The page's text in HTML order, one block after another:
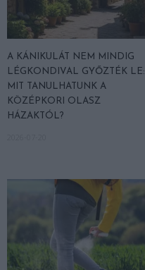
A KÁNIKULÁT NEM MINDIG
LÉGKONDIVAL GYŐZTÉK LE:
MIT TANULHATUNK A
KÖZÉPKORI OLASZ
HÁZAKTÓL?